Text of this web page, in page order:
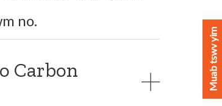
no.
Carbon
Muab tswv yim